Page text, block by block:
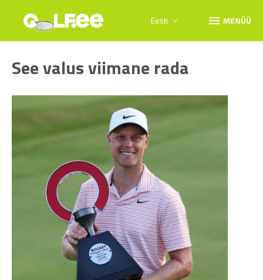
Eesti menu MENÜÜ
See valus viimane rada